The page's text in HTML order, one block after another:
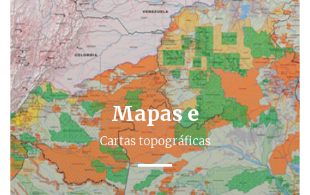
Mapas e
Cartas topográficas